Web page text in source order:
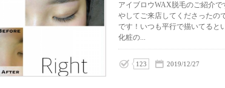
アイブロウWAX脱毛のご紹介
やしてご来店してくださったの
です！いつも平行で描いてると
化粧の...
123 2019/12/27